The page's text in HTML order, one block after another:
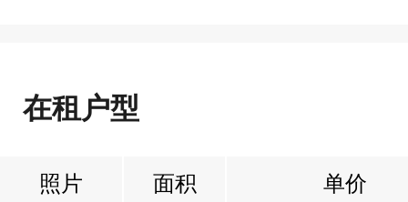
在租户型
照片 面积 单价